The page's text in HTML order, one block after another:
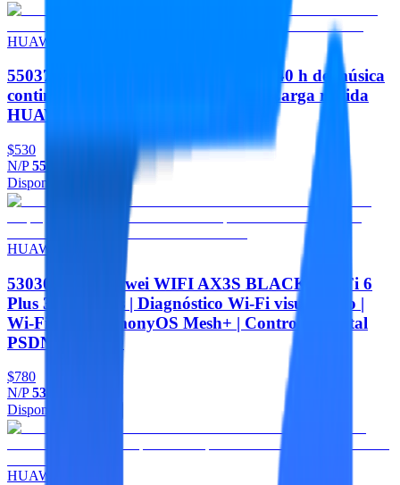
HUAWEI
55037015 FREEBUDS 2 SE BLUE. 40 h de música
continua | Ultra ligeros y cómodos | Carga rápida
HUAWEI ULC-CT010
$530
N/P55037015
Disponible
HUAWEI
53030DPQ Huawei WIFI AX3S BLACK: Wi-Fi 6
Plus 3000 Mbps | Diagnóstico Wi-Fi visualizado |
Wi-Fi con HarmonyOS Mesh+ | Control parental
PSDN-AX30-30
$780
N/P53030DPQ
Disponible
HUAWEI